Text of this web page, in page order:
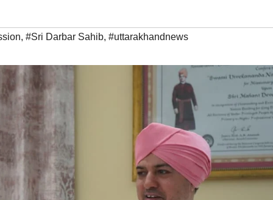
, #Sri Darbar Sahib, #uttarakhandnews